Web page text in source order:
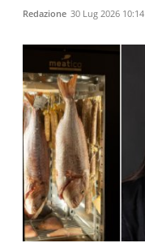
Redazione 30 Lug 2026 10:14